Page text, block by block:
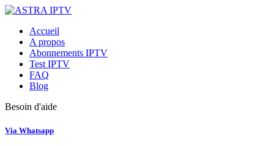
Skip
contentAccueil
A propos
Abonnements IPTV
Test IPTV
FAQ
Blog
Besoin d'aide
Via Whatsapp